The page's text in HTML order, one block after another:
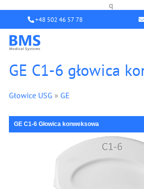
q
+48 502 46 57 78
GE C1-6 głowica
Głowice USG » GE
GE C1-6 Głowica konweksowa